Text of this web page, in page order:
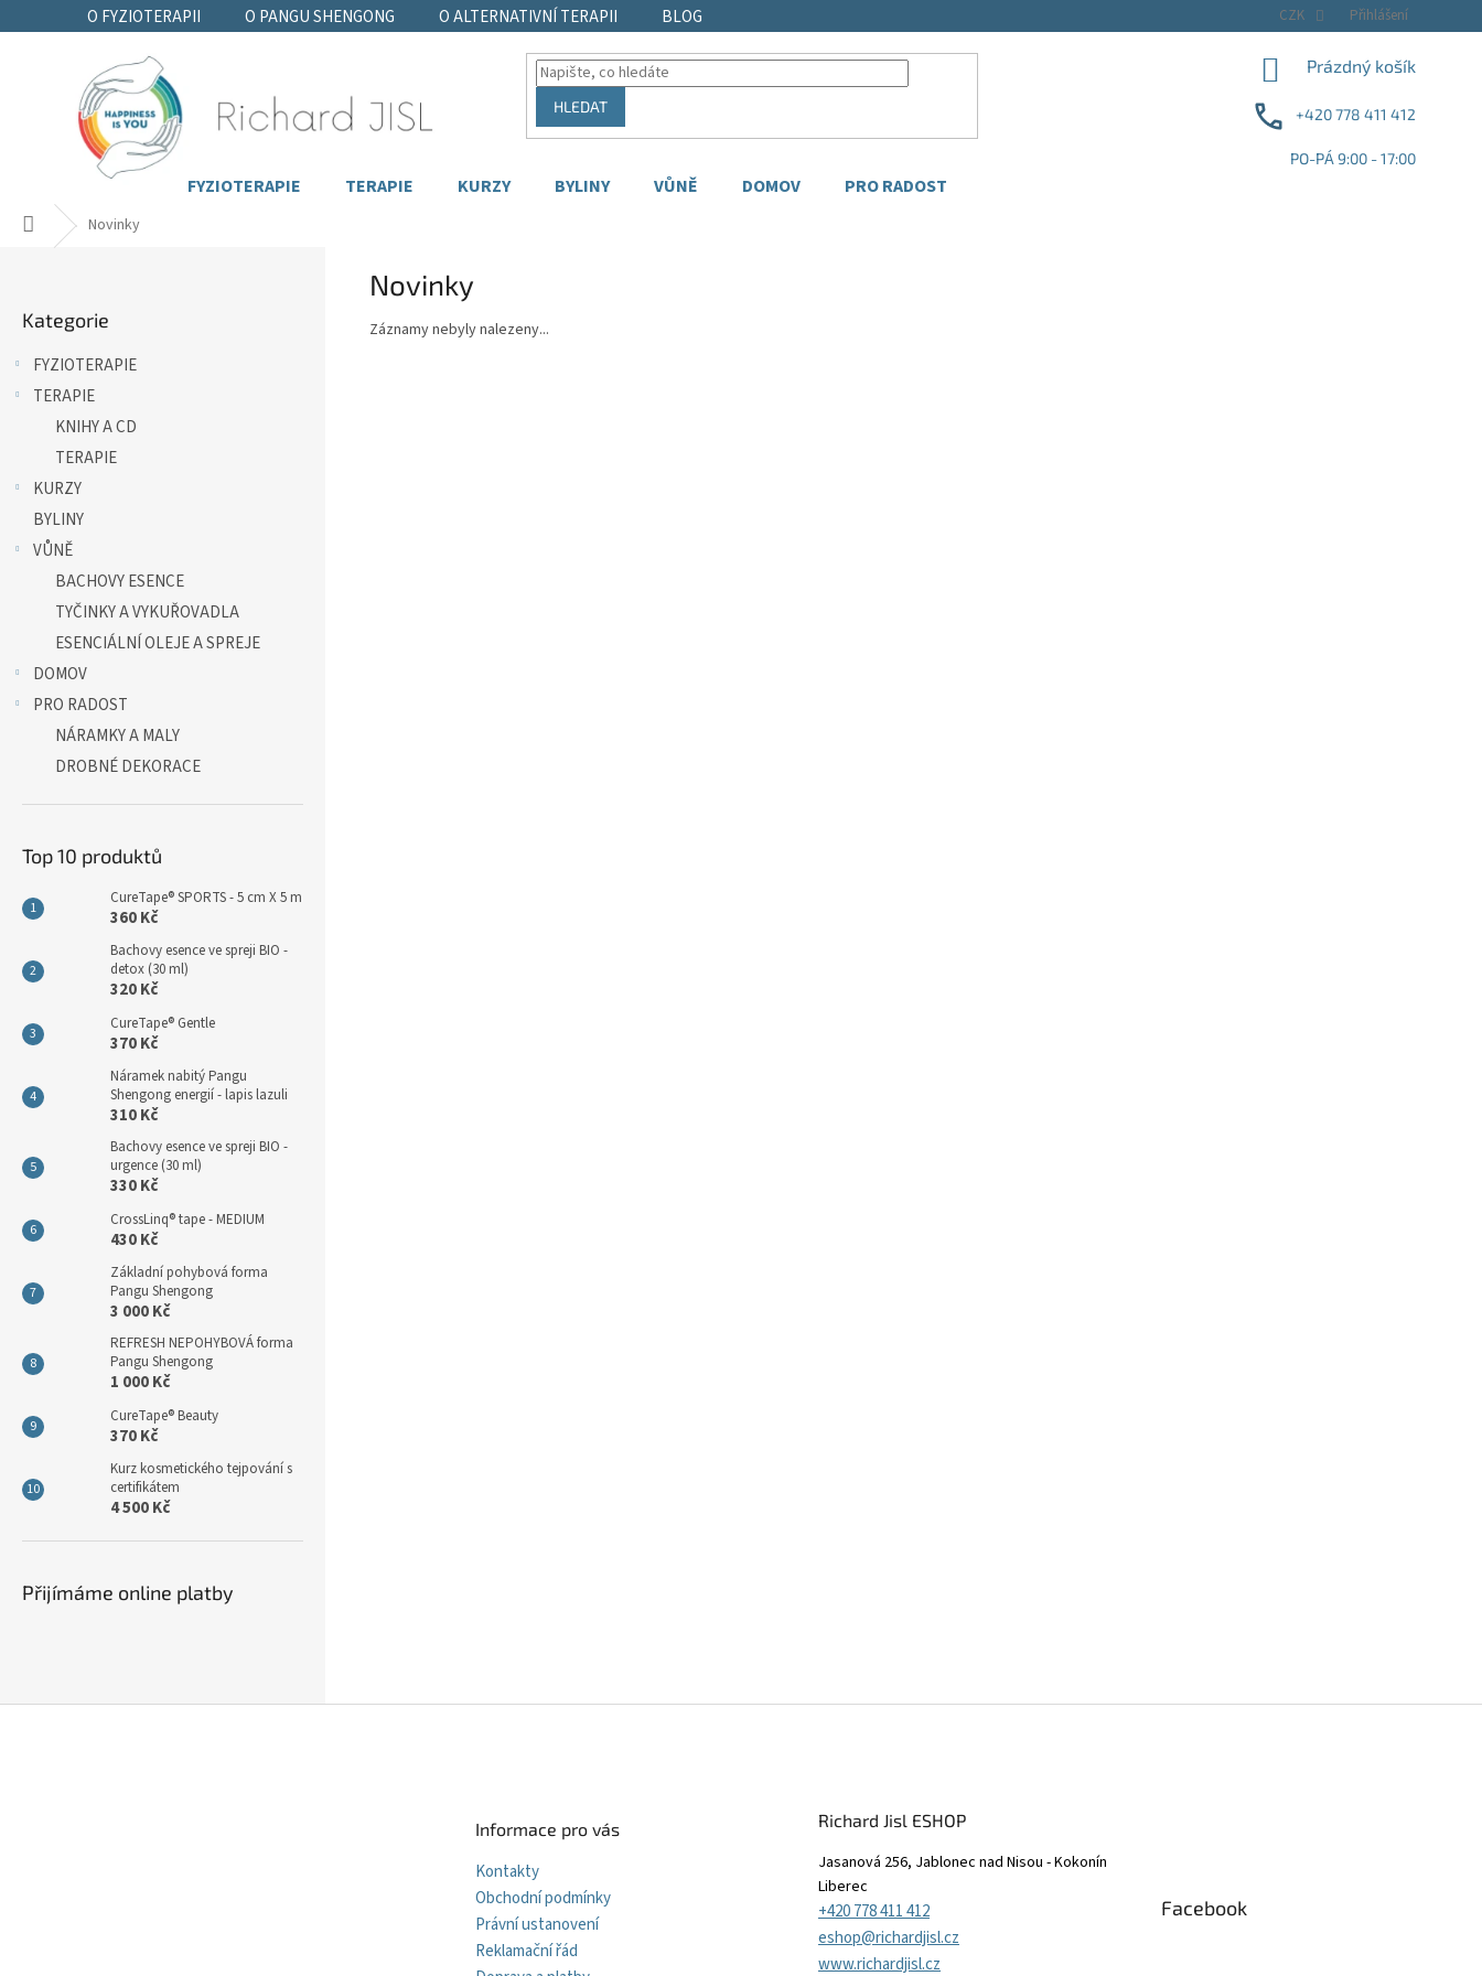
na
O FYZIOTERAPII O PANGU SHENGONG O ALTERNATIVNÍ TERAPII BLOG CZK Přihlášení
HLEDAT
NÁKUPNÍ
Prázdný košík
+420 778 411 412
PO-PÁ 9:00 - 17:00
FYZIOTERAPIE TERAPIE KURZY BYLINY VŮNĚ DOMOV PRO RADOST
Domů Novinky
kategorie
Kategorie
FYZIOTERAPIE
TERAPIE
KNIHY A CD
TERAPIE
KURZY
BYLINY
VŮNĚ
BACHOVY ESENCE
TYČINKY A VYKUŘOVADLA
ESENCIÁLNÍ OLEJE A SPREJE
DOMOV
PRO RADOST
NÁRAMKY A MALY
DROBNÉ DEKORACE
Top 10 produktů
CureTape® SPORTS - 5 cm X 5 m
360 Kč
Bachovy esence ve spreji BIO -
detox (30 ml)
320 Kč
CureTape® Gentle
370 Kč
Náramek nabitý Pangu
Shengong energií - lapis lazuli
310 Kč
Bachovy esence ve spreji BIO -
urgence (30 ml)
330 Kč
CrossLinq® tape - MEDIUM
430 Kč
Základní pohybová forma
Pangu Shengong
3 000 Kč
REFRESH NEPOHYBOVÁ forma
Pangu Shengong
1 000 Kč
CureTape® Beauty
370 Kč
Kurz kosmetického tejpování s
certifikátem
4 500 Kč
Přijímáme online platby
Novinky
Záznamy nebyly nalezeny...
Informace pro vás
Kontakty
Obchodní podmínky
Právní ustanovení
Reklamační řád
Richard Jisl ESHOP
Jasanová 256, Jablonec nad Nisou - Kokonín
Liberec
+420 778 411 412
eshop@richardjisl.cz
www.richardjisl.cz
Facebook